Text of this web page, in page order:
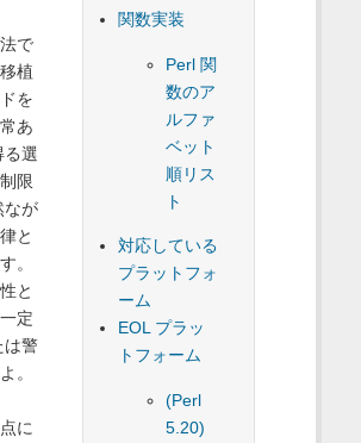
関数実装
Perl 関
数のア
ルファ
ベット
順リス
ト
対応している
プラットフォ
ーム
EOL プラッ
トフォーム
(Perl
5.20)
で
植
を
あ
る選
限
なが
と
。
と
定
は警
。
に